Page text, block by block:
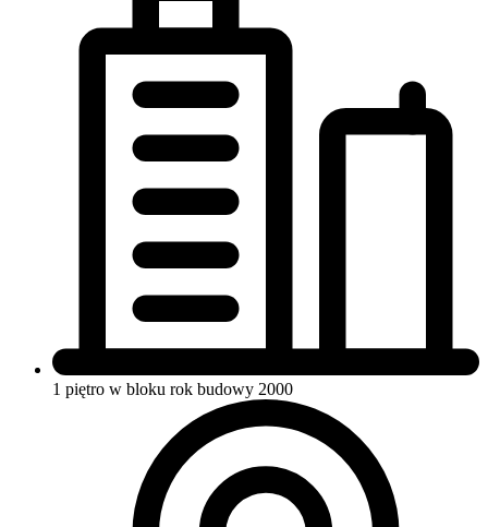
1 piętro w bloku rok budowy 2000